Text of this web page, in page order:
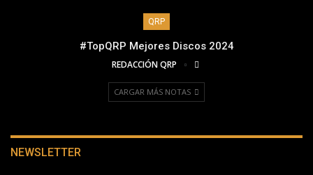
QRP
#TopQRP Mejores Discos 2024
REDACCIÓN QRP
CARGAR MÁS NOTAS
NEWSLETTER